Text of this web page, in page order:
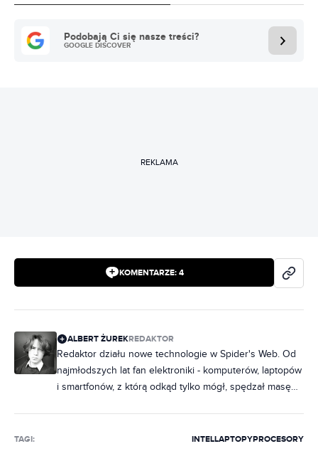
Podobają Ci się nasze treści?
GOOGLE DISCOVER
REKLAMA
KOMENTARZE: 4
ALBERT ŻUREKREDAKTOR
Redaktor działu nowe technologie w Spider's Web. Od
najmłodszych lat fan elektroniki - komputerów, laptopów
i smartfonów, z którą odkąd tylko mógł, spędzał masę
następnie o (prawie) wszystkim związanym z
TAGI: INTELLAPTOPYPROCESORY